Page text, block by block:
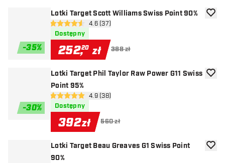
-35%
Lotki Target Scott Williams Swiss Point 90%
otwórz panel recenzji
4.6 gwiazdki oceny
4.6 (37)
Dostępny
252,20 zł 388 zł
-30%
Lotki Target Phil Taylor Raw Power G11 Swiss
Point 95%
otwórz panel recenzji
4.9 gwiazdki oceny
4.9 (38)
Dostępny
392zł 560 zł
Lotki Target Beau Greaves G1 Swiss Point
90%